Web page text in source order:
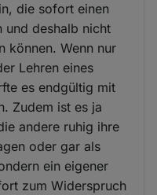
die sofort einen
und deshalb nicht
können. Wenn nur
Lehren eines
es endgültig mit
Zudem ist es ja
andere ruhig ihre
oder gar als
ein eigener
zum Widerspruch